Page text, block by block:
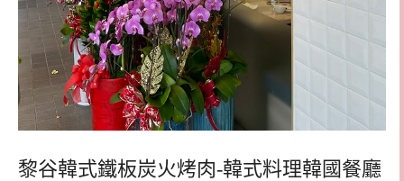
黎谷韓式鐵板炭火烤肉-韓式料理韓國餐廳